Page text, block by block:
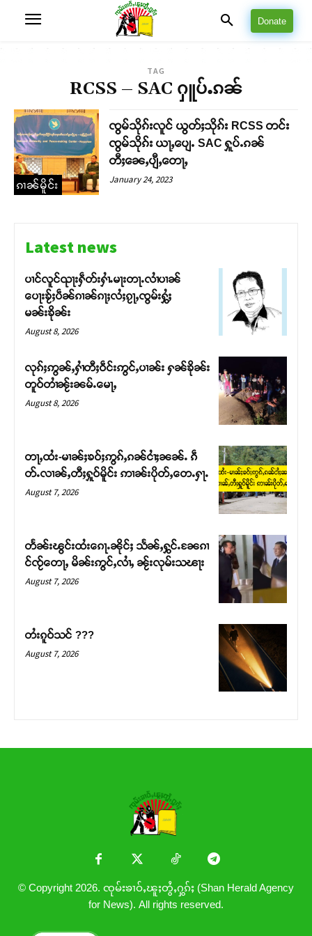
တႃႇႁႂ်ႈသဵင်ၵၢင်ၸႂ်ၵူၼ်းမိူင်း ၵူႈတီႈၵူႈလႅၼ်ပေႃးတေၸွ
တ်ႇ တူဝ်ႈလုမ်ႈၾႃႉၼၼ်ႉ ၶဝ်ႈႁူမ်ႈၵမ်ႉထႅမ် ၸုမ်းၶၢ
ဝ်ႇၽူႈတွႆႇႁွၵ်ႈ လႆႈယူႇၶႃႈဢေႃႈ။
Donate
TAG
RCSS – SAC ႁူပ်ႉၵၼ်
ၵၢၼ်မိူင်း
ၸွမ်သိုၵ်းလူင် ယွတ်ႈသိုၵ်း RCSS တင်း
ၸွမ်သိုၵ်း ယႃႇပျေႉ SAC ႁူပ်ႉၵၼ်
တီႈၼေႇပျီႇတေႃႇ
January 24, 2023
Latest news
ပၢင်လူင်ၺႃးႁဵတ်းႁၢႆႉမႃးတႃႉလၢႆပၢၼ် ​​
ပေႃးၶႂ်ႈပဵၼ်ၵၢၼ်ၵႃႈလႆႈၵႂႃႇၸွမ်းႁွႆႈ
မၼ်းၶိုၼ်း
August 8, 2026
လုၵ်ႈဢွၼ်ႇႁၢႆတီႈဝဵင်းဢွင်ႇပၢၼ်း ႁၼ်ၶိုၼ်း
တူဝ်တၢႆၼႂ်းၼမ်ႉမေႃႇ
August 8, 2026
တႃႇထႆး-မၢၼ်ႈၶဝ်ႈဢွၵ်ႇၵၼ်ငၢႆႈၼၼ်ႉ ၵဵ
တ်ႉလၢၼ်ႇတီႈႁူဝ်မိူင်း ဢၢၼ်းပိုတ်ႇတေႉႁႃႉ
August 7, 2026
တႅၼ်းၽွင်းထႆးၵေႃႉၼိုင်ႈ သႅၼ်ႇႁွင်ႉၼႄၵၢ
င်ၸႂ်တေႃႇ မိၼ်းဢွင်ႇလၢႆႇ ၼႂ်းလုမ်းသၽႃး
August 7, 2026
တႆးၵူဝ်သင် ???
August 7, 2026
© Copyright 2026. ၸုမ်းၶၢဝ်ႇၽူႈတွႆႇႁွၵ်ႈ (Shan Herald Agency
for News). All rights reserved.